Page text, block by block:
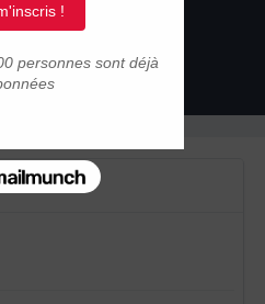
INSCRIPTION
28 janvier 2011